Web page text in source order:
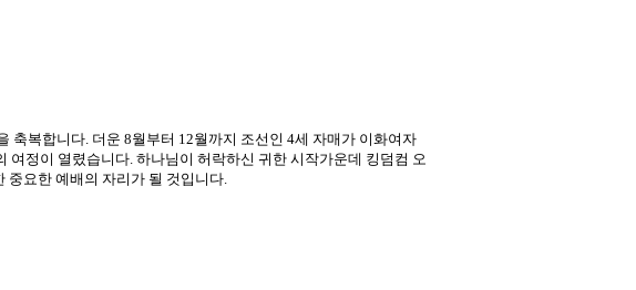
축복합니다. 더운 8월부터 12월까지 조선인 4세 자매가 이화여자
정이 열렸습니다. 하나님이 허락하신 귀한 시작가운데 킹덤컴 오
중요한 예배의 자리가 될 것입니다.